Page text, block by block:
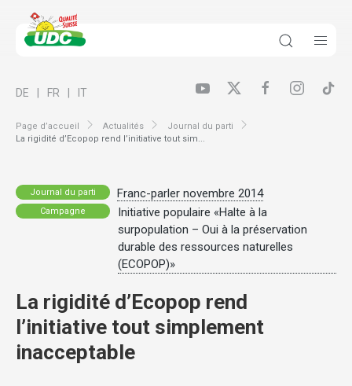
Page d’accueil Actualités
Journal du parti
La rigidité d’Ecopop rend l’initiative tout sim...
DE FR IT
Journal du parti Franc-parler novembre 2014
Campagne
Initiative populaire «Halte à la
surpopulation – Oui à la préservation
durable des ressources naturelles
(ECOPOP)»
La rigidité d’Ecopop rend
l’initiative tout simplement
inacceptable